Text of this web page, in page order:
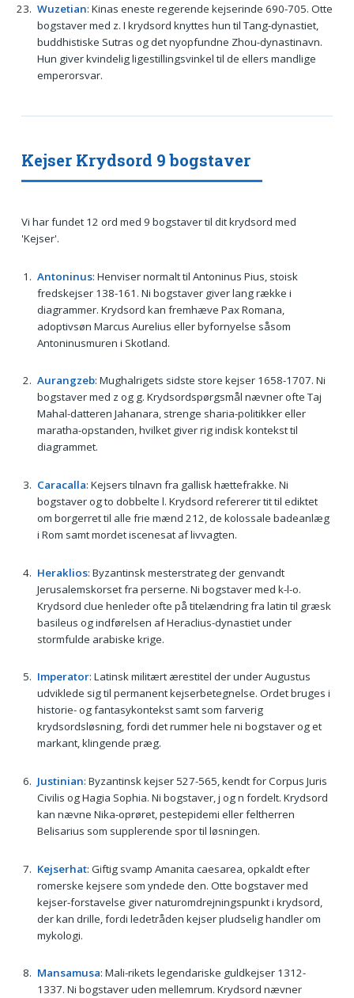
Wuzetian: Kinas eneste regerende kejserinde 690-705. Otte
bogstaver med z. I krydsord knyttes hun til Tang-dynastiet,
buddhistiske Sutras og det nyopfundne Zhou-dynastinavn.
Hun giver kvindelig ligestillingsvinkel til de ellers mandlige
emperorsvar.
Kejser Krydsord 9 bogstaver
Vi har fundet 12 ord med 9 bogstaver til dit krydsord med
'Kejser'.
Antoninus: Henviser normalt til Antoninus Pius, stoisk
fredskejser 138-161. Ni bogstaver giver lang række i
diagrammer. Krydsord kan fremhæve Pax Romana,
adoptivsøn Marcus Aurelius eller byfornyelse såsom
Antoninusmuren i Skotland.
Aurangzeb: Mughalrigets sidste store kejser 1658-1707. Ni
bogstaver med z og g. Krydsordspørgsmål nævner ofte Taj
Mahal-datteren Jahanara, strenge sharia-politikker eller
maratha-opstanden, hvilket giver rig indisk kontekst til
diagrammet.
Caracalla: Kejsers tilnavn fra gallisk hættefrakke. Ni
bogstaver og to dobbelte l. Krydsord refererer tit til ediktet
om borgerret til alle frie mænd 212, de kolossale badeanlæg
i Rom samt mordet iscenesat af livvagten.
Heraklios: Byzantinsk mesterstrateg der genvandt
Jerusalemskorset fra perserne. Ni bogstaver med k-l-o.
Krydsord clue henleder ofte på titelændring fra latin til græsk
basileus og indførelsen af Heraclius-dynastiet under
stormfulde arabiske krige.
Imperator: Latinsk militært ærestitel der under Augustus
udviklede sig til permanent kejserbetegnelse. Ordet bruges i
historie- og fantasykontekst samt som farverig
krydsordsløsning, fordi det rummer hele ni bogstaver og et
markant, klingende præg.
Justinian: Byzantinsk kejser 527-565, kendt for Corpus Juris
Civilis og Hagia Sophia. Ni bogstaver, j og n fordelt. Krydsord
kan nævne Nika-oprøret, pestepidemi eller feltherren
Belisarius som supplerende spor til løsningen.
Kejserhat: Giftig svamp Amanita caesarea, opkaldt efter
romerske kejsere som yndede den. Otte bogstaver med
kejser-forstavelse giver naturomdrejningspunkt i krydsord,
der kan drille, fordi ledetråden kejser pludselig handler om
mykologi.
Mansamusa: Mali-rikets legendariske guldkejser 1312-
1337. Ni bogstaver uden mellemrum. Krydsord nævner